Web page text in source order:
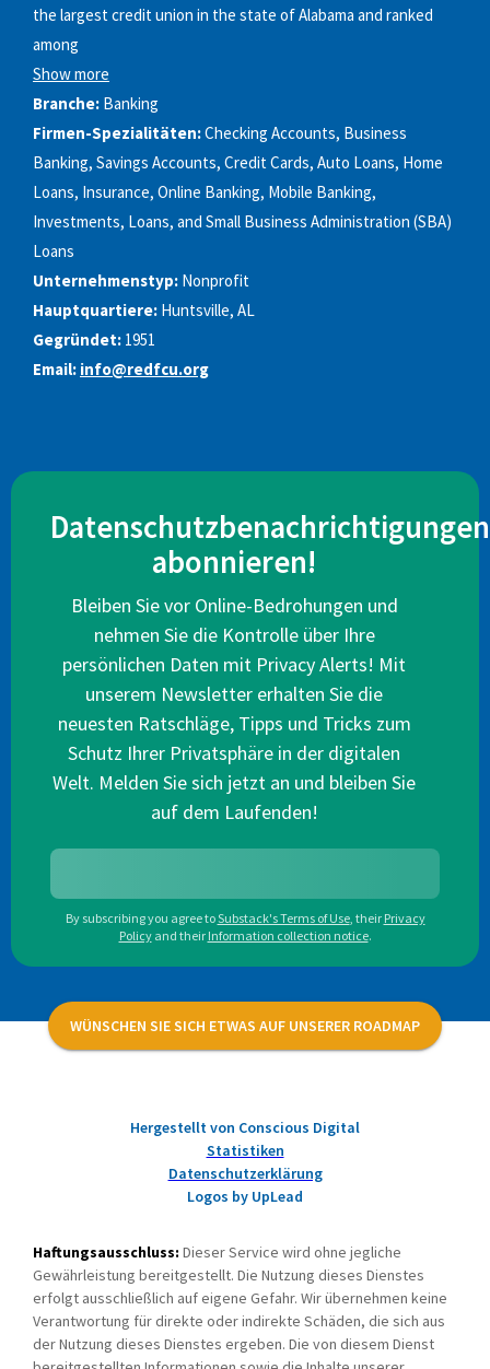
the largest credit union in the state of Alabama and ranked
among
Show more
Branche: Banking
Firmen-Spezialitäten:Checking Accounts, Business
Banking, Savings Accounts, Credit Cards, Auto Loans, Home
Loans, Insurance, Online Banking, Mobile Banking,
Investments, Loans, and Small Business Administration (SBA)
Loans
Unternehmenstyp: Nonprofit
Hauptquartiere: Huntsville, AL
Gegründet: 1951
Email: info@redfcu.org
Datenschutzbenachrichtigungen
abonnieren!
Bleiben Sie vor Online-Bedrohungen und
nehmen Sie die Kontrolle über Ihre
persönlichen Daten mit Privacy Alerts! Mit
unserem Newsletter erhalten Sie die
neuesten Ratschläge, Tipps und Tricks zum
Schutz Ihrer Privatsphäre in der digitalen
Welt. Melden Sie sich jetzt an und bleiben Sie
auf dem Laufenden!
By subscribing you agree toSubstack's Terms of Use, their Privacy
Policy and their Information collection notice.
WÜNSCHEN SIE SICH ETWAS AUF UNSERER ROADMAP
Hergestellt von Conscious Digital
Statistiken
Datenschutzerklärung
Logos by UpLead
Haftungsausschluss: Dieser Service wird ohne jegliche
Gewährleistung bereitgestellt. Die Nutzung dieses Dienstes
erfolgt ausschließlich auf eigene Gefahr. Wir übernehmen keine
Verantwortung für direkte oder indirekte Schäden, die sich aus
der Nutzung dieses Dienstes ergeben. Die von diesem Dienst